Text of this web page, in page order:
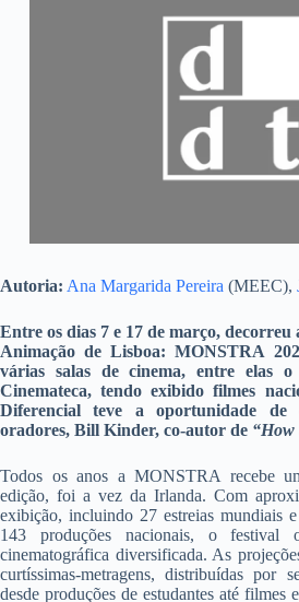
Autoria: Ana Margarida Pereira (MEEC),
Entre os dias 7 e 17 de março, decorreu
Animação de Lisboa: MONSTRA
várias salas de cinema, entre elas
Cinemateca, tendo exibido filmes
Diferencial teve a oportunidade de
oradores, Bill Kinder, co-autor de “How
Todos os anos a MONSTRA recebe
edição, foi a vez da Irlanda. Com
exibição, incluindo 27 estreias mundiais
143 produções nacionais, o festival
cinematográfica diversificada. As
curtíssimas-metragens, distribuídas por
desde produções de estudantes até filmes